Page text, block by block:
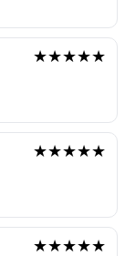
★★★★★
★★★★★
★★★★★